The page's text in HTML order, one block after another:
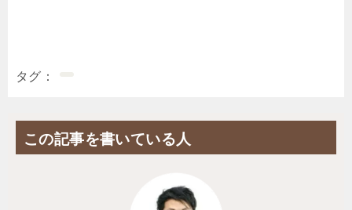
タグ
この記事を書いている人